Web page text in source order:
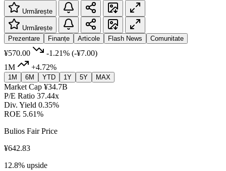
Urmărește
Urmărește
Prezentare
Finanțe Articole Flash News Comunitate
¥570.00 -1.21% (-¥7.00)
1M
+4.72%
1M 6M YTD 1Y 5Y MAX
Market Cap ¥34.7B
P/E Ratio 37.44x
Div. Yield 0.35%
ROE 5.61%
Bulios Fair Price
¥642.83
12.8% upside